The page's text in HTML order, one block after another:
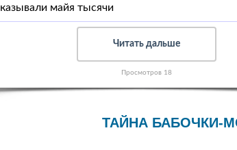
майя тысячи
Читать дальше
Просмотров 18
ТАЙНА БАБОЧКИ-